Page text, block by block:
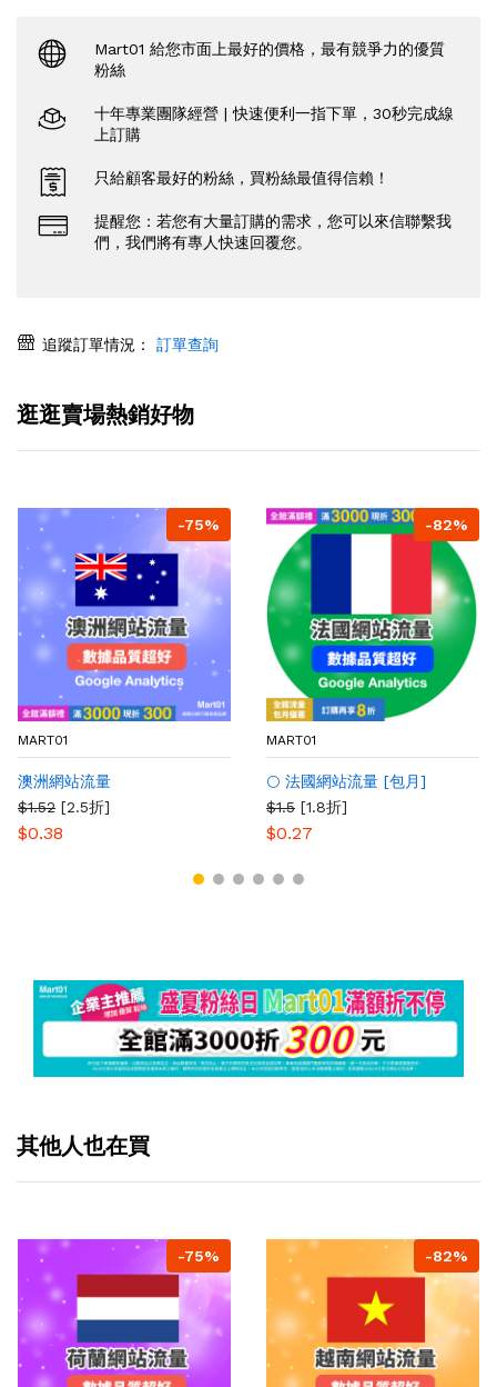
Mart01 給您市面上最好的價格，最有競爭力的優質
粉絲
十年專業團隊經營 | 快速便利一指下單，30秒完成線
上訂購
只給顧客最好的粉絲，買粉絲最值得信賴！
提醒您：若您有大量訂購的需求，您可以來信聯繫我
們，我們將有專人快速回覆您。
追蹤訂單情況： 訂單查詢
逛逛賣場熱銷好物
-75%
MART01
澳洲網站流量
$1.52 [2.5折]
$0.38
-82%
MART01
🌕 法國網站流量 [包月]
$1.5 [1.8折]
$0.27
其他人也在買
-75% -82%